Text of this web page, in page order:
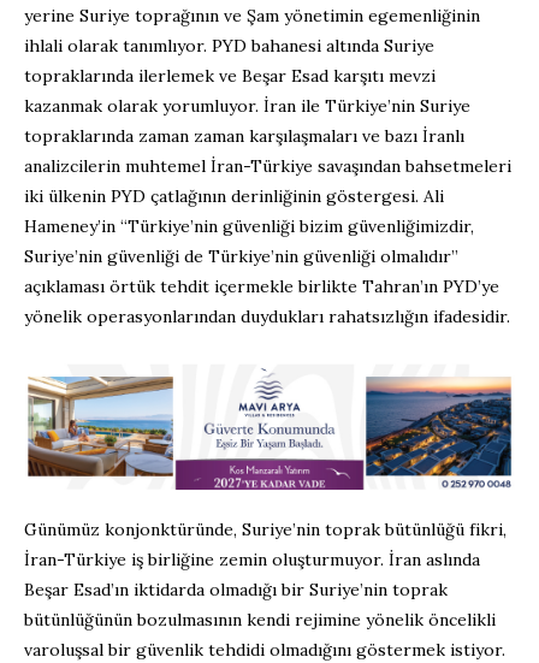
yerine Suriye toprağının ve Şam yönetimin egemenliğinin
ihlali olarak tanımlıyor. PYD bahanesi altında Suriye
topraklarında ilerlemek ve Beşar Esad karşıtı mevzi
kazanmak olarak yorumluyor. İran ile Türkiye’nin Suriye
topraklarında zaman zaman karşılaşmaları ve bazı İranlı
analizcilerin muhtemel İran-Türkiye savaşından bahsetmeleri
iki ülkenin PYD çatlağının derinliğinin göstergesi. Ali
Hameney’in “Türkiye’nin güvenliği bizim güvenliğimizdir,
Suriye’nin güvenliği de Türkiye’nin güvenliği olmalıdır”
açıklaması örtük tehdit içermekle birlikte Tahran’ın PYD’ye
yönelik operasyonlarından duydukları rahatsızlığın ifadesidir.
Günümüz konjonktüründe, Suriye’nin toprak bütünlüğü fikri,
İran-Türkiye iş birliğine zemin oluşturmuyor. İran aslında
Beşar Esad’ın iktidarda olmadığı bir Suriye’nin toprak
bütünlüğünün bozulmasının kendi rejimine yönelik öncelikli
varoluşsal bir güvenlik tehdidi olmadığını göstermek istiyor.